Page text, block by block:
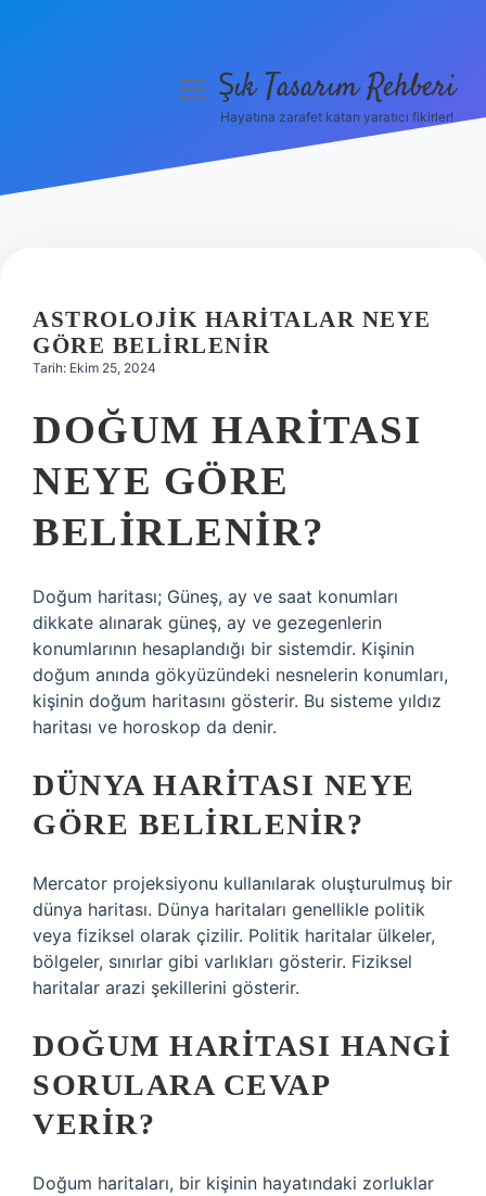
Hakkımızda
menüyüŞık Tasarım Rehberi
Hayatına zarafet katan yaratıcı fikirler!
ASTROLOJIK HARITALAR NEYE
GÖRE BELIRLENIR
Tarih: Ekim 25, 2024
DOĞUM HARITASI
NEYE GÖRE
BELIRLENIR?
Doğum haritası; Güneş, ay ve saat konumları
dikkate alınarak güneş, ay ve gezegenlerin
konumlarının hesaplandığı bir sistemdir. Kişinin
doğum anında gökyüzündeki nesnelerin konumları,
kişinin doğum haritasını gösterir. Bu sisteme yıldız
haritası ve horoskop da denir.
DÜNYA HARITASI NEYE
GÖRE BELIRLENIR?
Mercator projeksiyonu kullanılarak oluşturulmuş bir
dünya haritası. Dünya haritaları genellikle politik
veya fiziksel olarak çizilir. Politik haritalar ülkeler,
bölgeler, sınırlar gibi varlıkları gösterir. Fiziksel
haritalar arazi şekillerini gösterir.
DOĞUM HARITASI HANGI
SORULARA CEVAP
VERIR?
Doğum haritaları, bir kişinin hayatındaki zorluklar